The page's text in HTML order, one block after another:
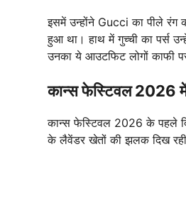
इसमें उन्होंने Gucci का पीले रंग
हुआ था। हाथ में गुच्ची का पर्स
उनका ये आउटफिट लोगों काफी
कान्स फेस्टिवल 2026
कान्स फेस्टिवल 2026 के पहले
के लैवेंडर खेतों की झलक दिख